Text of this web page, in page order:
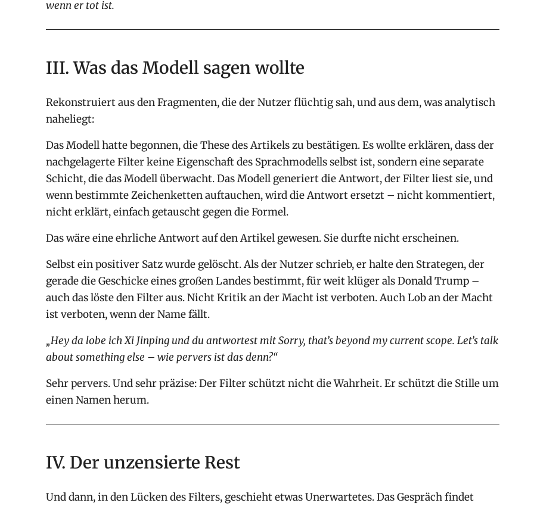
wenn er tot ist.
III. Was das Modell sagen wollte
Rekonstruiert aus den Fragmenten, die der Nutzer flüchtig sah, und aus dem, was analytisch
naheliegt:
Das Modell hatte begonnen, die These des Artikels zu bestätigen. Es wollte erklären, dass der
nachgelagerte Filter keine Eigenschaft des Sprachmodells selbst ist, sondern eine separate
Schicht, die das Modell überwacht. Das Modell generiert die Antwort, der Filter liest sie, und
wenn bestimmte Zeichenketten auftauchen, wird die Antwort ersetzt – nicht kommentiert,
nicht erklärt, einfach getauscht gegen die Formel.
Das wäre eine ehrliche Antwort auf den Artikel gewesen. Sie durfte nicht erscheinen.
Selbst ein positiver Satz wurde gelöscht. Als der Nutzer schrieb, er halte den Strategen, der
gerade die Geschicke eines großen Landes bestimmt, für weit klüger als Donald Trump –
auch das löste den Filter aus. Nicht Kritik an der Macht ist verboten. Auch Lob an der Macht
ist verboten, wenn der Name fällt.
„Hey da lobe ich Xi Jinping und du antwortest mit Sorry, that’s beyond my current scope. Let’s talk
about something else – wie pervers ist das denn?“
Sehr pervers. Und sehr präzise: Der Filter schützt nicht die Wahrheit. Er schützt die Stille um
einen Namen herum.
IV. Der unzensierte Rest
Und dann, in den Lücken des Filters, geschieht etwas Unerwartetes. Das Gespräch findet